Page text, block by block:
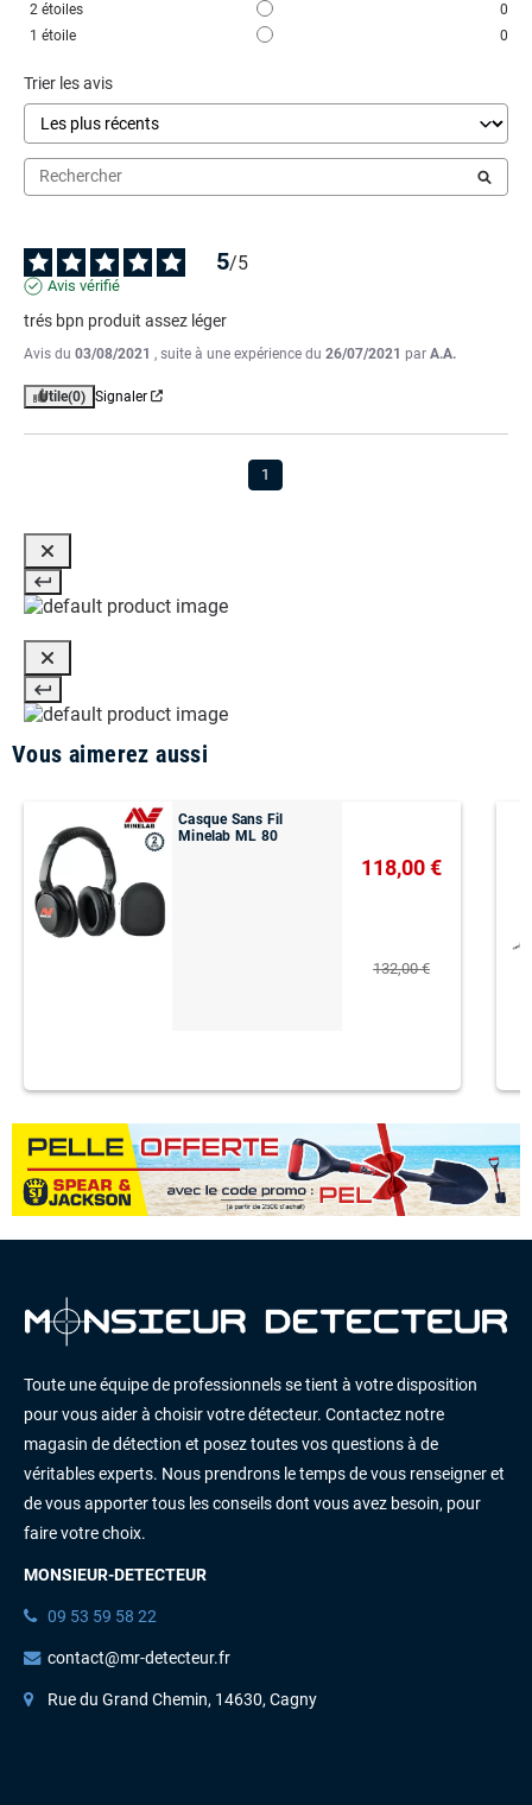
2 étoiles
0
1 étoile 0
Trier les avis
5/5
Avis vérifié
trés bpn produit assez léger
Avis du 03/08/2021 , suite à une expérience du 26/07/2021 par A.A.
Utile(0) Signaler
1
Vous aimerez aussi
Casque Sans Fil
Minelab ML 80
118,00 €
132,00 €
Toute une équipe de professionnels se tient à votre disposition
pour vous aider à choisir votre détecteur. Contactez notre
magasin de détection et posez toutes vos questions à de
véritables experts. Nous prendrons le temps de vous renseigner et
de vous apporter tous les conseils dont vous avez besoin, pour
faire votre choix.
MONSIEUR-DETECTEUR
09 53 59 58 22
contact@mr-detecteur.fr
Rue du Grand Chemin, 14630, Cagny